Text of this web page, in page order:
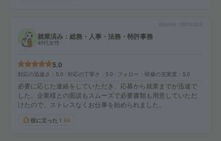
2025年02月
就業済み：総務・人事・法務・特許事務
40代女性
5.0
対応の迅速さ 5.0 対応の丁寧さ 5.0 フォロー・研修の充実度 5.0
必要に応じた連絡をしていただき、応募から就業までが迅速で
した。企業様との面談もスムーズで必要書類も用意していただ
けたので、ストレスなくお仕事を始められました。
役に立った！ 64